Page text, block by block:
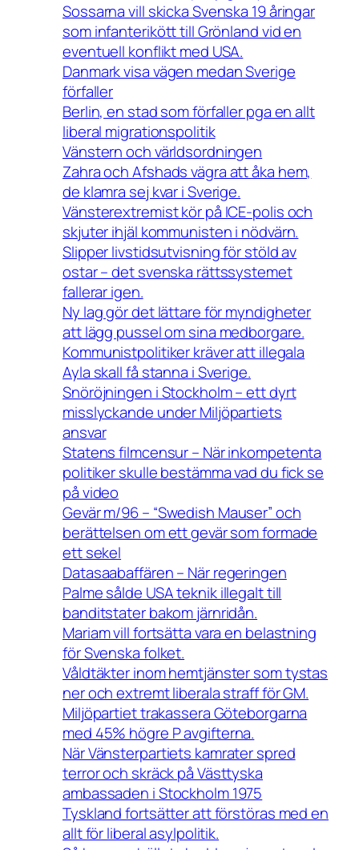
Sossarna vill skicka Svenska 19 åringar
som infanterikött till Grönland vid en
eventuell konflikt med USA.
Danmark visa vägen medan Sverige
förfaller
Berlin, en stad som förfaller pga en allt
liberal migrationspolitik
Vänstern och världsordningen
Zahra och Afshads vägra att åka hem,
de klamra sej kvar i Sverige.
Vänsterextremist kör på ICE-polis och
skjuter ihjäl kommunisten i nödvärn.
Slipper livstidsutvisning för stöld av
ostar – det svenska rättssystemet
fallerar igen.
Ny lag gör det lättare för myndigheter
att lägg pussel om sina medborgare.
Kommunistpolitiker kräver att illegala
Ayla skall få stanna i Sverige.
Snöröjningen i Stockholm – ett dyrt
misslyckande under Miljöpartiets
ansvar
Statens filmcensur – När inkompetenta
politiker skulle bestämma vad du fick se
på video
Gevär m/96 – “Swedish Mauser” och
berättelsen om ett gevär som formade
ett sekel
Datasaabaffären – När regeringen
Palme sålde USA teknik illegalt till
banditstater bakom järnridån.
Mariam vill fortsätta vara en belastning
för Svenska folket.
Våldtäkter inom hemtjänster som tystas
ner och extremt liberala straff för GM.
Miljöpartiet trakassera Göteborgarna
med 45% högre P avgifterna.
När Vänsterpartiets kamrater spred
terror och skräck på Västtyska
ambassaden i Stockholm 1975
Tyskland fortsätter att förstöras med en
allt för liberal asylpolitik.